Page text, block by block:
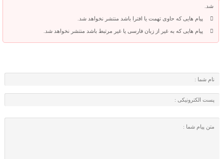
شد.
پیام هایی که حاوی تهمت یا افترا باشد منتشر نخواهد شد.
پیام هایی که به غیر از زبان فارسی یا غیر مرتبط باشد منتشر نخواهد شد.